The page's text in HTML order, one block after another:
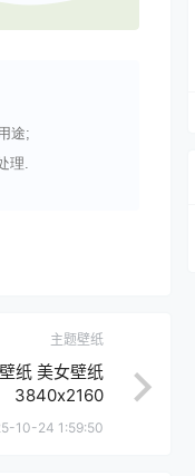
途;
理.
主题壁纸
纸 美女壁纸
3840x2160
10-24 1:59:50